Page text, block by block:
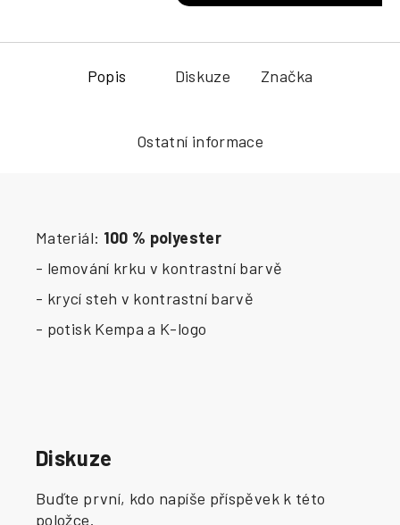
Popis Diskuze Značka
Ostatní informace
Materiál: 100 % polyester
- lemování krku v kontrastní barvě
- krycí steh v kontrastní barvě
- potisk Kempa a K-logo
Diskuze
Buďte první, kdo napíše příspěvek k této
položce.